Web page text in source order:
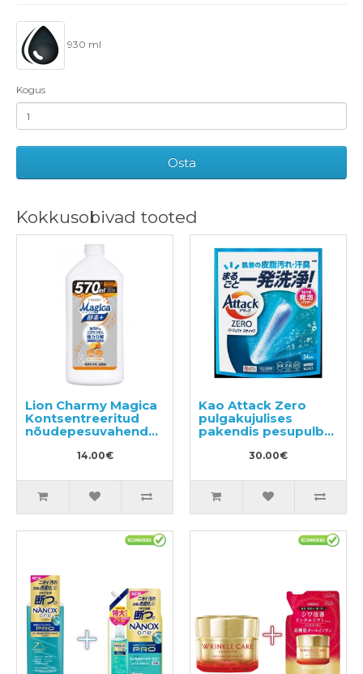
930 ml
Kogus
Osta
Kokkusobivad tooted
Lion Charmy Magica
Kontsentreeritud
nõudepesuvahend
14.00€
Kao Attack Zero
pulgakujulises
pakendis pesupulber
30.00€